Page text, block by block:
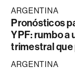
ARGENTINA
Pronósticos
YPF: rumbo a
trimestral que
ARGENTINA